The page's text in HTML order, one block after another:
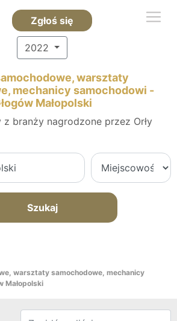
Zgłoś się
2022
warsztaty
mechanicy samochodowi -
Małopolski
branży nagrodzone przez Orły
Szukaj
warsztaty samochodowe, mechanicy
Małopolski